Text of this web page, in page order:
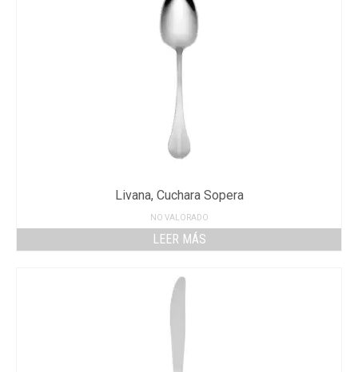
Livana, Cuchara Sopera
NO VALORADO
LEER MÁS